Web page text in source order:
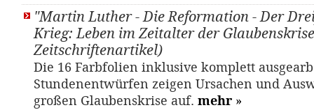
"Martin Luther - Die Reformation - Der
Krieg: Leben im Zeitalter der
Zeitschriftenartikel)
Die 16 Farbfolien inklusive komplett
Stundenentwürfen zeigen Ursachen und
großen Glaubenskrise auf. mehr »